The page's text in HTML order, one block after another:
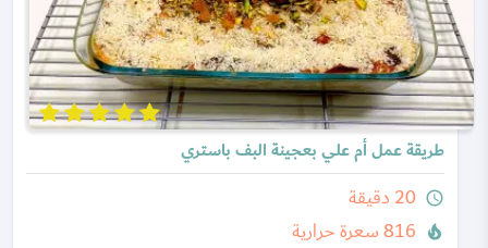
طريقة عمل أم علي بعجينة البف باستري
query_builder 20 دقيقة
local_fire_department 816 سعرة حرارية